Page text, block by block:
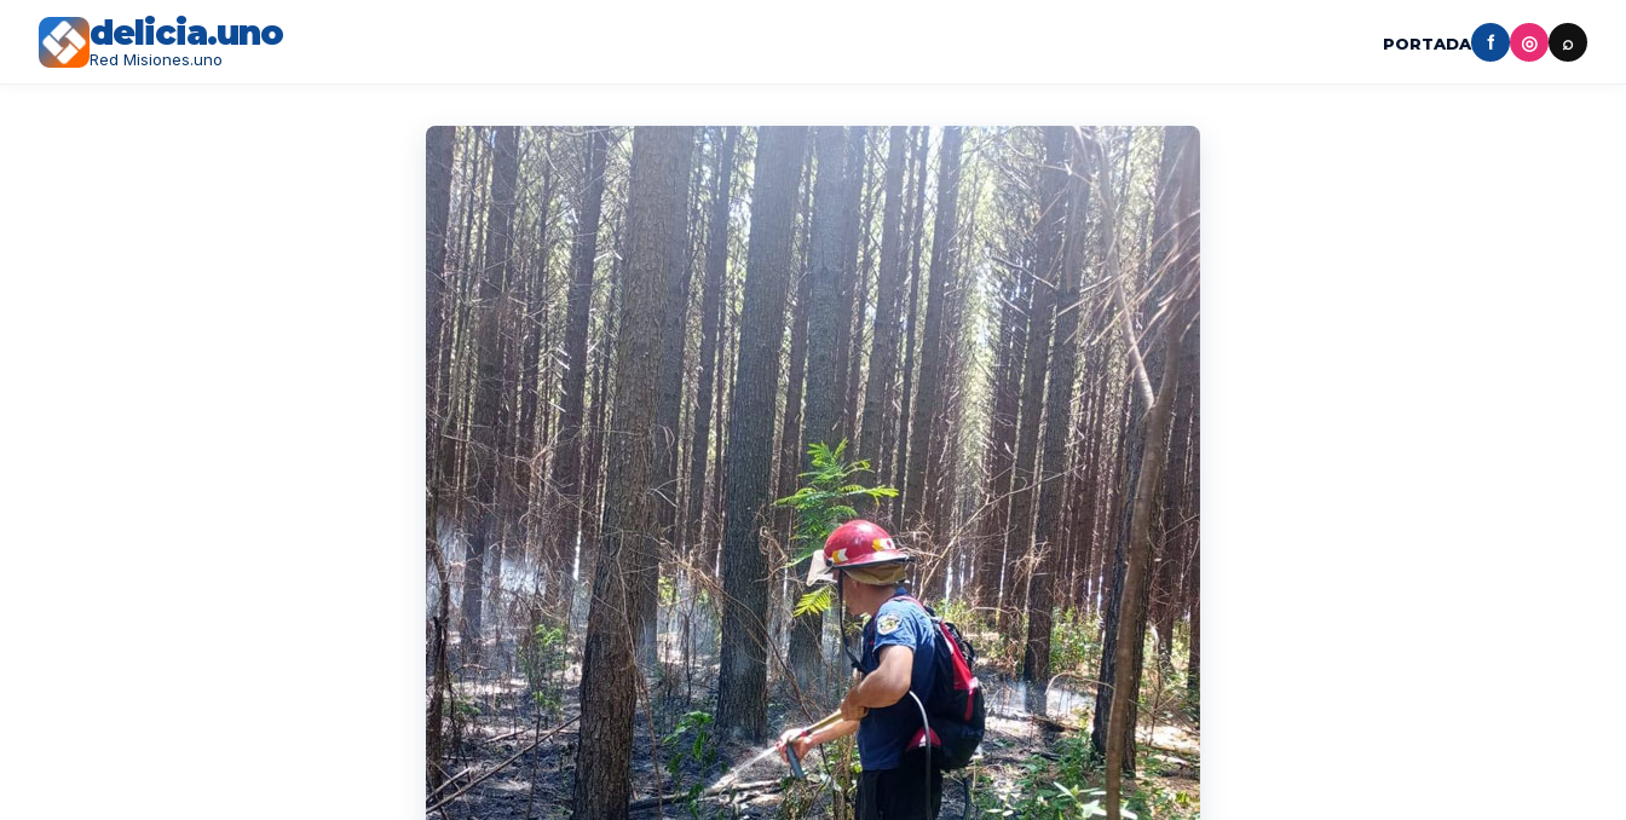
delicia.uno
Red Misiones.uno
PORTADA f ◎ ⌕